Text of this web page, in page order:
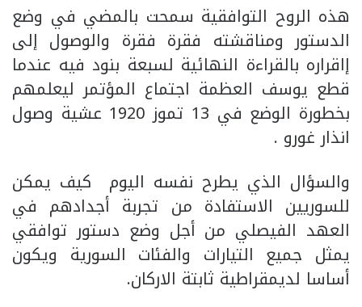
هذه الروح التوافقية سمحت بالمضي في وضع
الدستور ومناقشته فقرة فقرة والوصول إلى
إاقراره بالقراءة النهائية لسبعة بنود فيه عندما
قطع يوسف العظمة اجتماع المؤتمر ليعلمهم
بخطورة الوضع في 13 تموز 1920 عشية وصول
انذار غورو .
والسؤال الذي يطرح نفسه اليوم كيف يمكن
للسوريين الاستفادة من تجربة أجدادهم في
العهد الفيصلي من أجل وضع دستور توافقي
يمثل جميع التيارات والفئات السورية ويكون
أساسا لديمقراطية ثابتة الاركان.